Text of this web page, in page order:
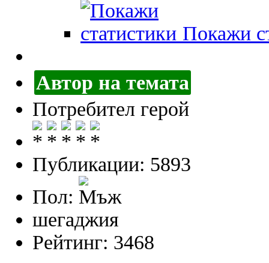
Покажи
Автор на темата
Потребител герой
Публикации: 5893
Пол:
шегаджия
Рейтинг: 3468